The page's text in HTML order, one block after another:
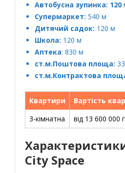
Автобусна зупинка: 120
Супермаркет: 540 м
Дитячий садок: 120 м
Школа: 120 м
Аптека: 830 м
ст.м.Поштова площа:
ст.м.Контрактова
Квартири Вартість
3-кімнатна
від 13 600 000
City Space